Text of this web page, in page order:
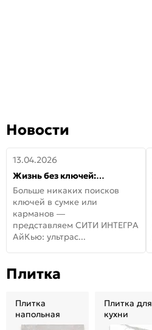
Новости
13.04.2026
Жизнь без ключей:
встречайте новую дверь
СИТИ ИНТЕГРА АйКью!
Больше никаких поисков
ключей в сумке или
карманов —
представляем СИТИ ИНТЕГРА
АйКью: ультрас...
Плитка
Плитка
напольная
Плитка для
кухни